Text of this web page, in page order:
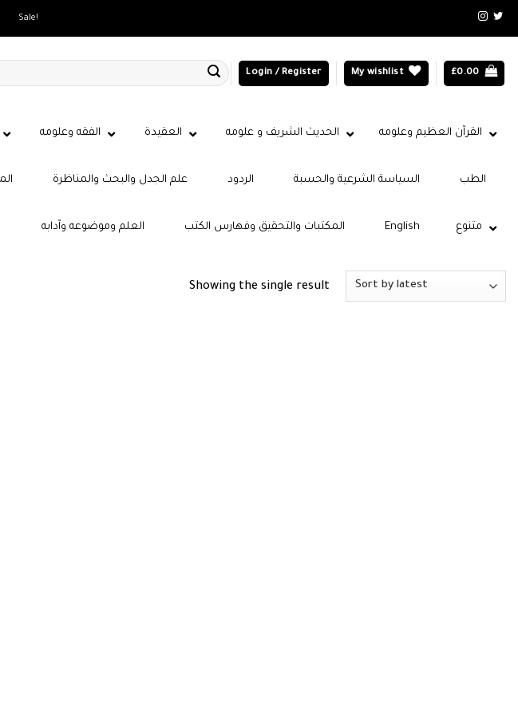
Sale!
Login / Register My wishlist £0.00
القرآن العظيم وعلومه الحديث الشريف و علومه العقيدة الفقه وعلومه
علم الجدل والبحث والمناظرة الردود السياسة الشرعية والحسبة الطب
العلم وموضوعه وآدابه المكتبات والتحقيق وفهارس الكتب متنوع English
Showing the single result